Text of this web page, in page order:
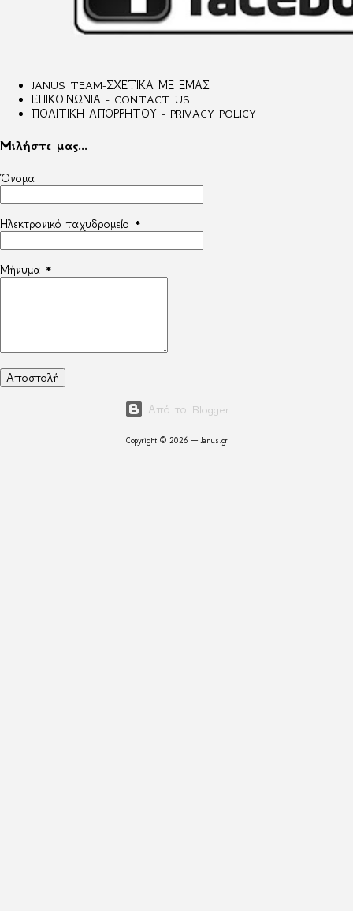
JANUS TEAM-ΣΧΕΤΙΚΑ ΜΕ ΕΜΑΣ
ΕΠΙΚΟΙΝΩΝΙΑ - CONTACT US
ΠΟΛΙΤΙΚΗ ΑΠΟΡΡΗΤΟΥ - PRIVACY POLICY
Μιλήστε μας...
Όνομα
Ηλεκτρονικό ταχυδρομείο *
Μήνυμα *
Από το Blogger
Copyright © 2026 — Janus.gr